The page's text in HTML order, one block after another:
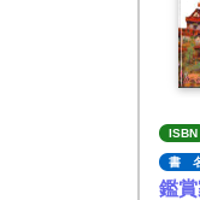
ISBN
書
鑑